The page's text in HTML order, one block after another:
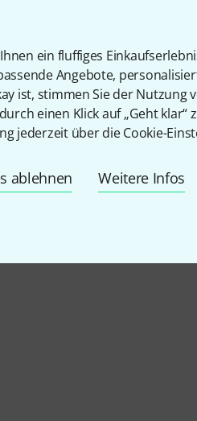
ein fluffiges
Angebote,
ist, stimmen Sie der Nutzung
einen Klick auf „Geht klar“
jederzeit über die Cookie-
ablehnen Weitere Infos